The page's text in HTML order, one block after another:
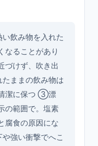
飲み物を入れた
なることがあり
づけず、吹き出
ままの飲み物は
潔に保つ ③漂
の範囲で。塩素
腐食の原因にな
強い衝撃でへこ